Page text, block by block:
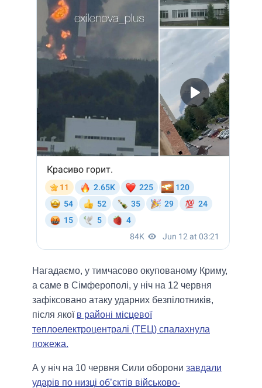
Нагадаємо, у тимчасово окупованому Криму,
а саме в Сімферополі, у ніч на 12 червня
зафіксовано атаку ударних безпілотників,
після якої в районі місцевої
теплоелектроцентралі (ТЕЦ) спалахнула
пожежа.
А у ніч на 10 червня Сили оборони завдали
ударів по низці об’єктів військово-